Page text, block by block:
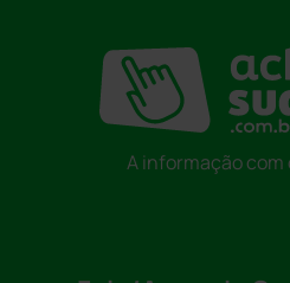
A informação com